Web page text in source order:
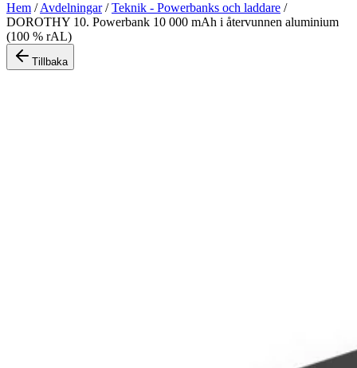
Hem /Avdelningar/Teknik - Powerbanks och laddare /
DOROTHY 10. Powerbank 10 000 mAh i återvunnen aluminium
(100 % rAL)
Tillbaka